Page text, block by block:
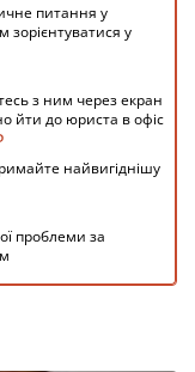
питання у
у
з ним через екран
йти до юриста в офіс
найвигіднішу
проблеми за